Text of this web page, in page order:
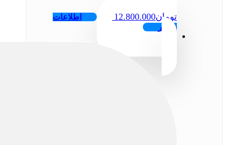
تومان12.800.000
اطلاعات
بیشتر